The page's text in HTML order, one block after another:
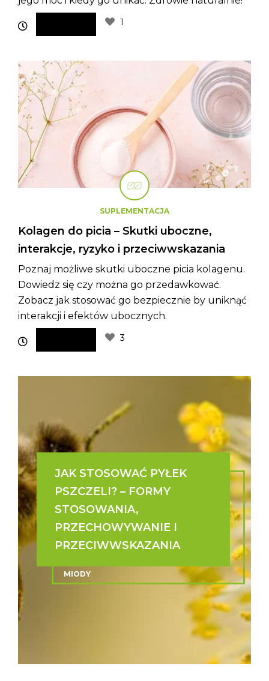
1
SUPLEMENTACJA
Kolagen do picia – Skutki uboczne,
interakcje, ryzyko i przeciwwskazania
Poznaj możliwe skutki uboczne picia kolagenu.
Dowiedz się czy można go przedawkować.
Zobacz jak stosować go bezpiecznie by uniknąć
interakcji i efektów ubocznych.
3
MIODY
JAK STOSOWAĆ PYŁEK
PSZCZELI? – FORMY
STOSOWANIA,
PRZECHOWYWANIE I
PRZECIWWSKAZANIA